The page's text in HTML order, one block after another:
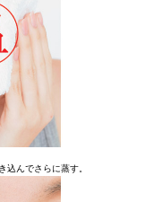
込んでさらに蒸す。